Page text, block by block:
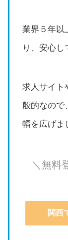
業界５年以
り、安心し
求人サイト
般的なので、
幅を広げま
＼無料
関西